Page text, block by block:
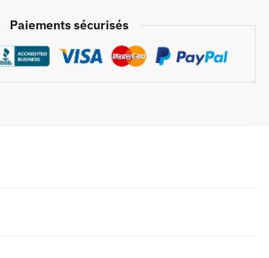
Paiements sécurisés